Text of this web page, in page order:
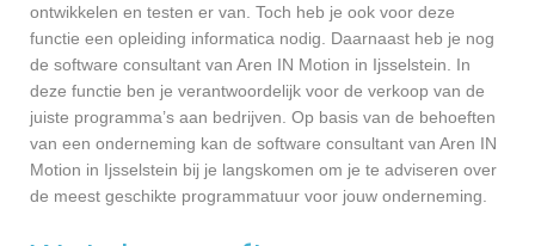
ontwikkelen en testen er van. Toch heb je ook voor deze
functie een opleiding informatica nodig. Daarnaast heb je nog
de software consultant van Aren IN Motion in Ijsselstein. In
deze functie ben je verantwoordelijk voor de verkoop van de
juiste programma’s aan bedrijven. Op basis van de behoeften
van een onderneming kan de software consultant van Aren IN
Motion in Ijsselstein bij je langskomen om je te adviseren over
de meest geschikte programmatuur voor jouw onderneming.